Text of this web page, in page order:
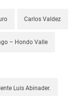
Carlos Valdez
– Hondo Valle
Luis Abinader.